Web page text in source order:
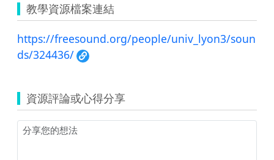
教學資源檔案連結
https://freesound.org/people/univ_lyon3/soun
ds/324436/
資源評論或心得分享